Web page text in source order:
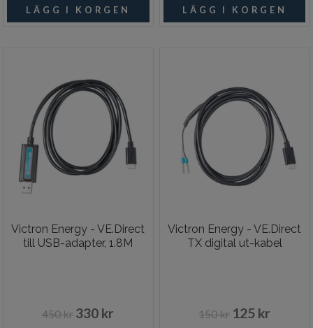
Victron Energy - VE.Direct
till USB-adapter, 1.8M
450 kr 330 kr
Victron Energy - VE.Direct
TX digital ut-kabel
150 kr 125 kr